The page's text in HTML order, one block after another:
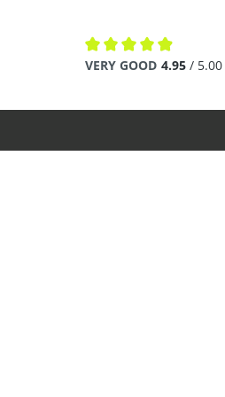
Average rating of 4.9
VERY GOOD 4.95 / 5.00